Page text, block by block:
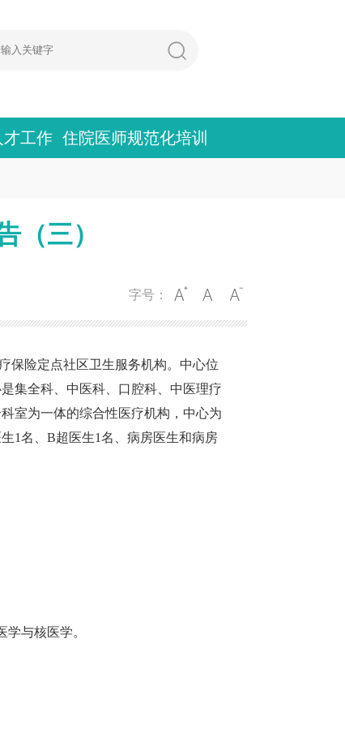
才工作 住院医师规范化培训
（三）
字号：
险定点社区卫生服务机构。中心位
集全科、中医科、口腔科、中医理疗
室为一体的综合性医疗机构，中心为
1名、B超医生1名、病房医生和病房
与核医学。